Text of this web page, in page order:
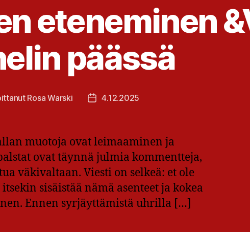
eteneminen
päässä
Rosa Warski Julkaisupäivämäärä
4.12.2025
muotoja ovat leimaaminen ja
ovat täynnä julmia kommentteja,
väkivaltaan. Viesti on selkeä: et ole
sisäistää nämä asenteet ja kokea
Ennen syrjäyttämistä uhrilla […]